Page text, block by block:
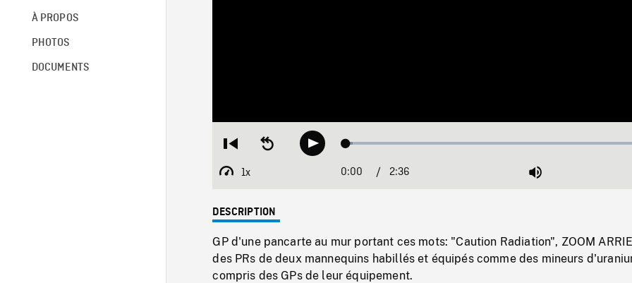
À PROPOS
PHOTOS
DOCUMENTS
Restart
beginning
Seek
backwardPlay Loaded:
1x
Playback
Current
0:00 / 2:36 Mute
DESCRIPTION
GP d'une pancarte au mur portant ces mots: "Caution Radiation", ZOOM
des PRs de deux mannequins habillés et équipés comme des mineurs
compris des GPs de leur équipement.